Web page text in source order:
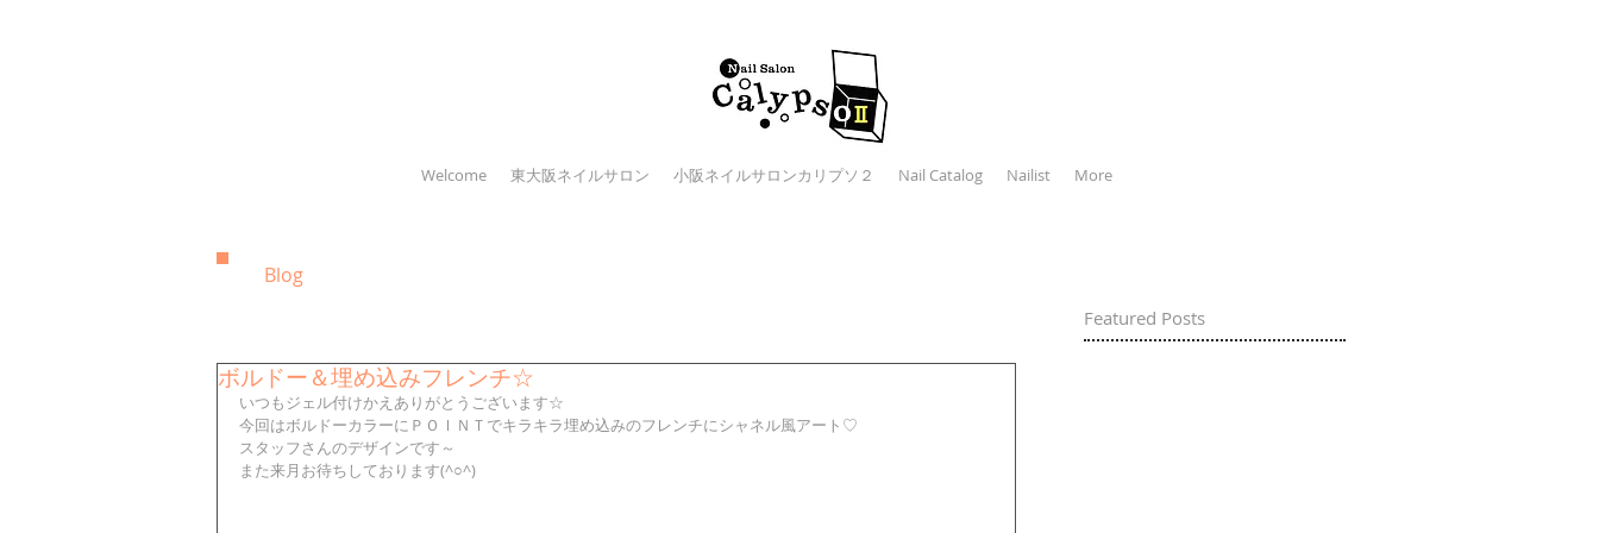
Welcome 東大阪ネイルサロン 小阪ネイルサロンカリプソ２ Nail Catalog Nailist More
Blog
Featured Posts
ボルドー＆埋め込みフレンチ☆
いつもジェル付けかえありがとうございます☆
今回はボルドーカラーにＰＯＩＮＴでキラキラ埋め込みのフレンチにシャネル風アート♡
スタッフさんのデザインです～
また来月お待ちしております(^○^)